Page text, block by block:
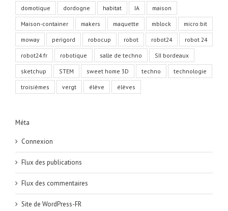
domotique dordogne habitat IA maison
Maison-container makers maquette mblock micro:bit
moway perigord robocup robot robot24 robot 24
robot24.fr robotique salle de techno SII bordeaux
sketchup STEM sweet home 3D techno technologie
troisièmes vergt élève élèves
Méta
Connexion
Flux des publications
Flux des commentaires
Site de WordPress-FR